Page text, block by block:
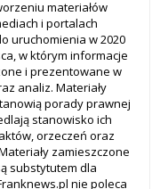
materiałów
i portalach
uruchomienia w 2020
w którym informacje
i prezentowane w
analiz. Materiały
porady prawnej
stanowisko ich
orzeczeń oraz
zamieszczone
substytutem dla
nie poleca